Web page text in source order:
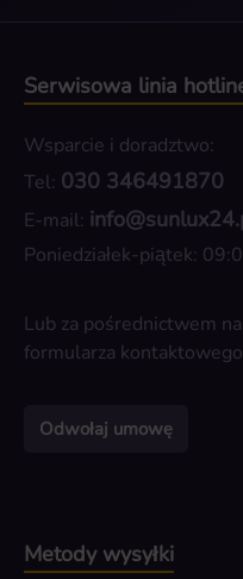
Serwisowa linia
Wsparcie i doradztwo:
Tel: 030 346491870
E-mail:
Poniedziałek-piątek:
Lub za pośrednictwem
formularza kontaktowego
Odwołaj umowę
Metody wysyłki